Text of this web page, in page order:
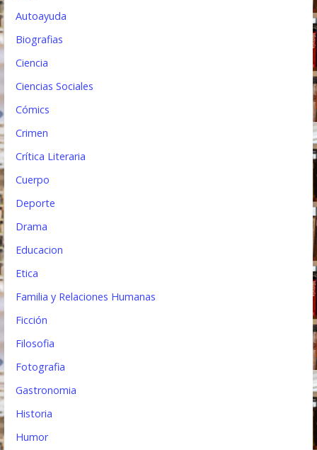
Autoayuda
Biografias
Ciencia
Ciencias Sociales
Cómics
Crimen
Crítica Literaria
Cuerpo
Deporte
Drama
Educacion
Etica
Familia y Relaciones Humanas
Ficción
Filosofia
Fotografia
Gastronomia
Historia
Humor